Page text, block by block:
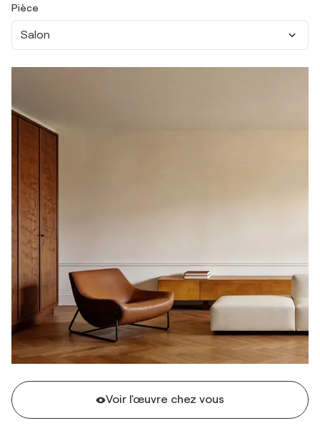
Pièce
Salon
Voir l'œuvre chez vous